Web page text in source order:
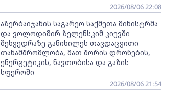
2026/08/06 22:08
აზერბაიჯანის საგარეო საქმეთა მინისტრმა
და ვოლოდიმირ ზელენსკიმ კიევში
შეხვედრაზე განიხილეს თავდაცვითი
თანამშრომლობა, მათ შორის დრონების,
ენერგეტიკის, ნავთობისა და გაზის
სფეროში
2026/08/06 21:54